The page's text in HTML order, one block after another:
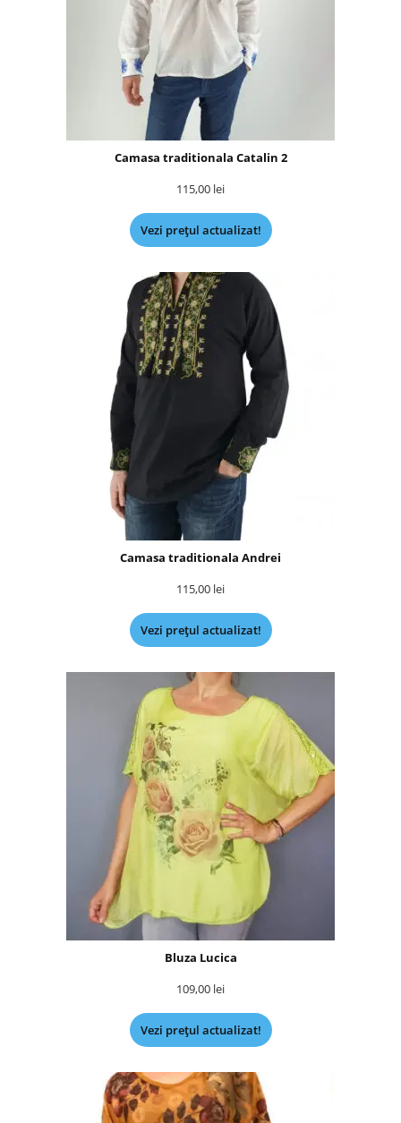
Camasa traditionala Catalin 2
115,00 lei
Vezi prețul actualizat!
Camasa traditionala Andrei
115,00 lei
Vezi prețul actualizat!
Bluza Lucica
109,00 lei
Vezi prețul actualizat!